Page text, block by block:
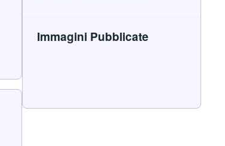
Immagini Pubblicate